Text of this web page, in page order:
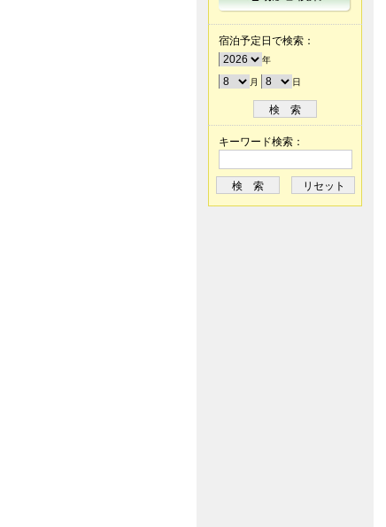
宿泊予定日で検索：
年
月 日
キーワード検索：